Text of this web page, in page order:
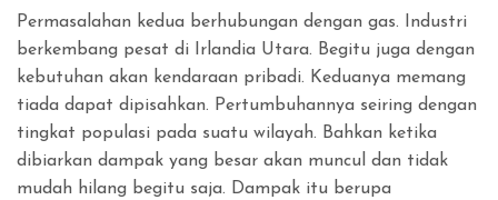
Permasalahan kedua berhubungan dengan gas. Industri
berkembang pesat di Irlandia Utara. Begitu juga dengan
kebutuhan akan kendaraan pribadi. Keduanya memang
tiada dapat dipisahkan. Pertumbuhannya seiring dengan
tingkat populasi pada suatu wilayah. Bahkan ketika
dibiarkan dampak yang besar akan muncul dan tidak
mudah hilang begitu saja. Dampak itu berupa